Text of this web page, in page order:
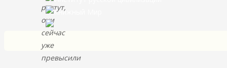
растут,
они
сейчас
уже
превысили